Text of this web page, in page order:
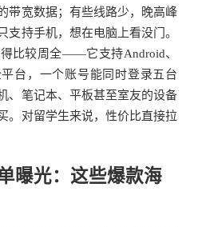
带宽数据；有些线路少，晚高峰
支持手机，想在电脑上看没门。
比较周全——它支持Android、
平台，一个账号能同时登录五台
、笔记本、平板甚至室友的设备
。对留学生来说，性价比直接拉
曝光：这些爆款海